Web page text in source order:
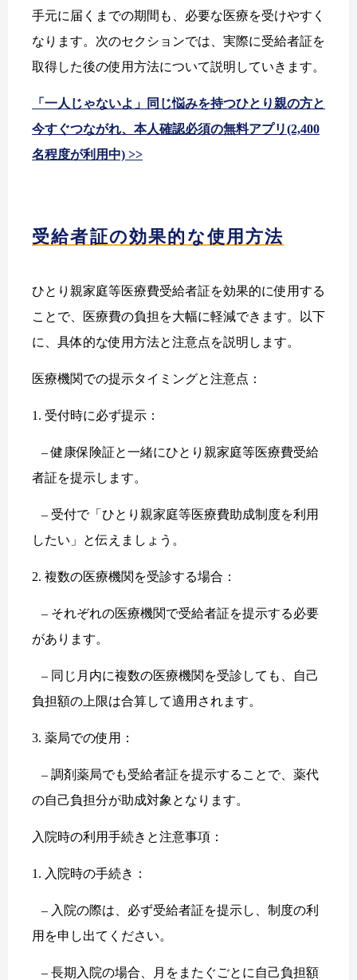
手元に届くまでの期間も、必要な医療を受けやすく
なります。次のセクションでは、実際に受給者証を
取得した後の使用方法について説明していきます。
「一人じゃないよ」同じ悩みを持つひとり親の方と
今すぐつながれ、本人確認必須の無料アプリ(2,400
名程度が利用中) >>
受給者証の効果的な使用方法
ひとり親家庭等医療費受給者証を効果的に使用する
ことで、医療費の負担を大幅に軽減できます。以下
に、具体的な使用方法と注意点を説明します。
医療機関での提示タイミングと注意点：
1. 受付時に必ず提示：
– 健康保険証と一緒にひとり親家庭等医療費受給
者証を提示します。
– 受付で「ひとり親家庭等医療費助成制度を利用
したい」と伝えましょう。
2. 複数の医療機関を受診する場合：
– それぞれの医療機関で受給者証を提示する必要
があります。
– 同じ月内に複数の医療機関を受診しても、自己
負担額の上限は合算して適用されます。
3. 薬局での使用：
– 調剤薬局でも受給者証を提示することで、薬代
の自己負担分が助成対象となります。
入院時の利用手続きと注意事項：
1. 入院時の手続き：
– 入院の際は、必ず受給者証を提示し、制度の利
用を申し出てください。
– 長期入院の場合、月をまたぐごとに自己負担額